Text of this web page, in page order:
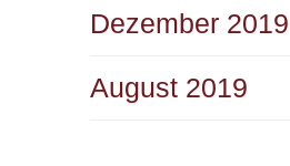
Dezember 2019
August 2019